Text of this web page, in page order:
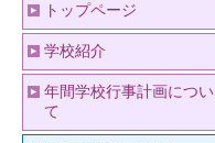
トップページ
学校紹介
年間学校行事計画につい
て